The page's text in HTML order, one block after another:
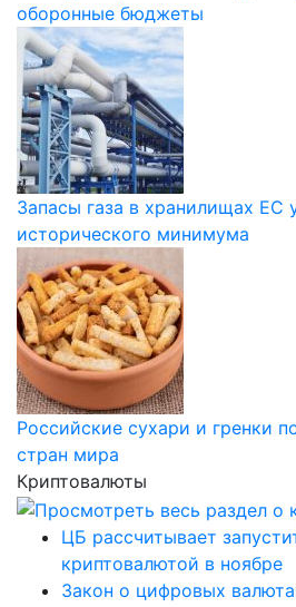
оборонные бюджеты
Запасы газа в хранилищах ЕС
исторического минимума
Российские сухари и гренки
стран мира
Криптовалюты
ЦБ рассчитывает
криптовалютой в ноябре
Закон о цифровых